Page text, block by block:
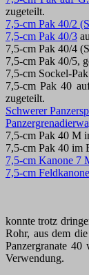
zugeteilt.
7,5-cm Pak 40/2
7,5-cm Pak 40/3
7,5-cm Pak 40/4
7,5-cm Pak 40/5,
7,5-cm Sockel-
7,5-cm Pak 40
zugeteilt.
Schwerer
7,5-cm Pak 40 M
7,5-cm Pak 40 im
7,5-cm Kanone 7
7,5-cm
konnte trotz
Rohr, aus dem
Panzergranate
Verwendung.